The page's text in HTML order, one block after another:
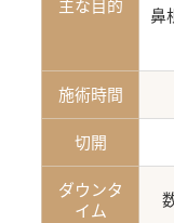
主な目的
鼻
施術時間
切開
ダウンタ
イム